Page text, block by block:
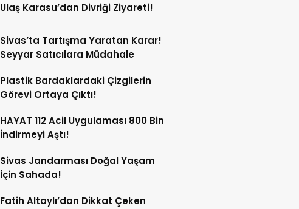
Ulaş Karasu’dan Divriği Ziyareti!
Sivas’ta Tartışma Yaratan Karar!
Seyyar Satıcılara Müdahale
Plastik Bardaklardaki Çizgilerin
Görevi Ortaya Çıktı!
HAYAT 112 Acil Uygulaması 800 Bin
İndirmeyi Aştı!
Sivas Jandarması Doğal Yaşam
İçin Sahada!
Fatih Altaylı’dan Dikkat Çeken